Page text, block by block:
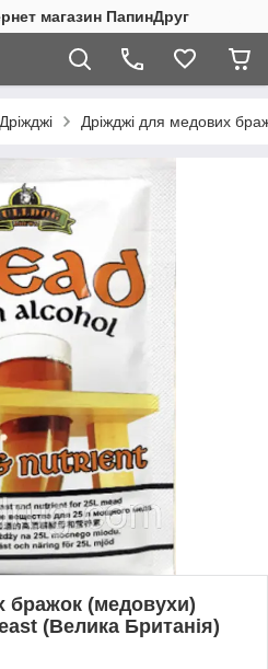
магазин ПапинДруг
Дріжджі Дріжджі для медових
бражок (медовухи)
(Велика Британія)